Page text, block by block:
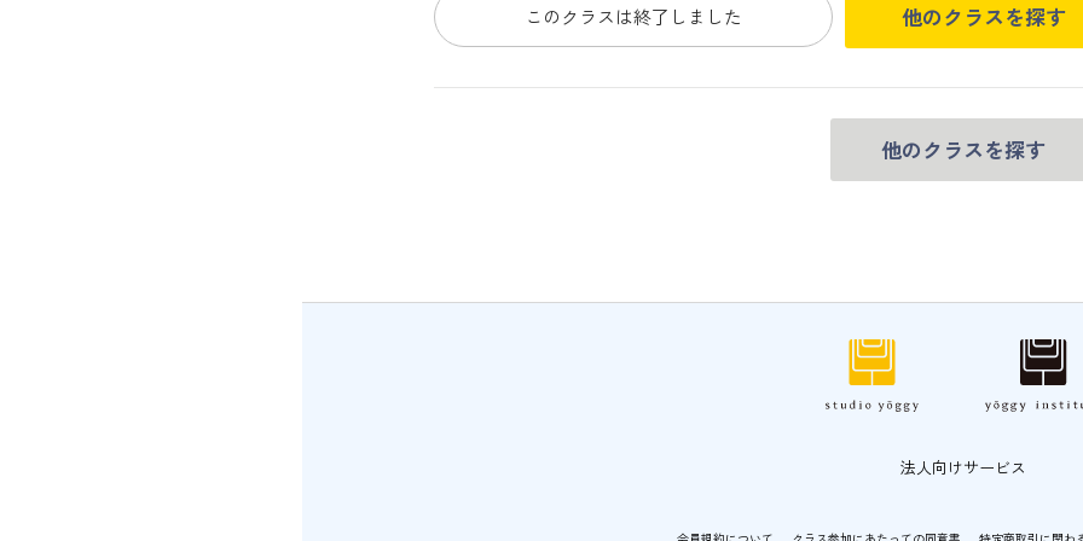
このクラスは終了しました 他のクラスを探す
他のクラスを探す
法人向けサービス